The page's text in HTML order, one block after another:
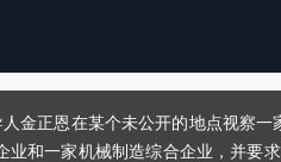
金正恩在某个未公开的地点视察
和一家机械制造综合企业，并要